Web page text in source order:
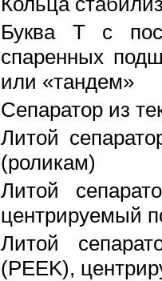
Буква T с
спаренных
или «тандем»
Сепаратор из
Литой
(роликам)
Литой
центрируемый
Литой
(PEEK),